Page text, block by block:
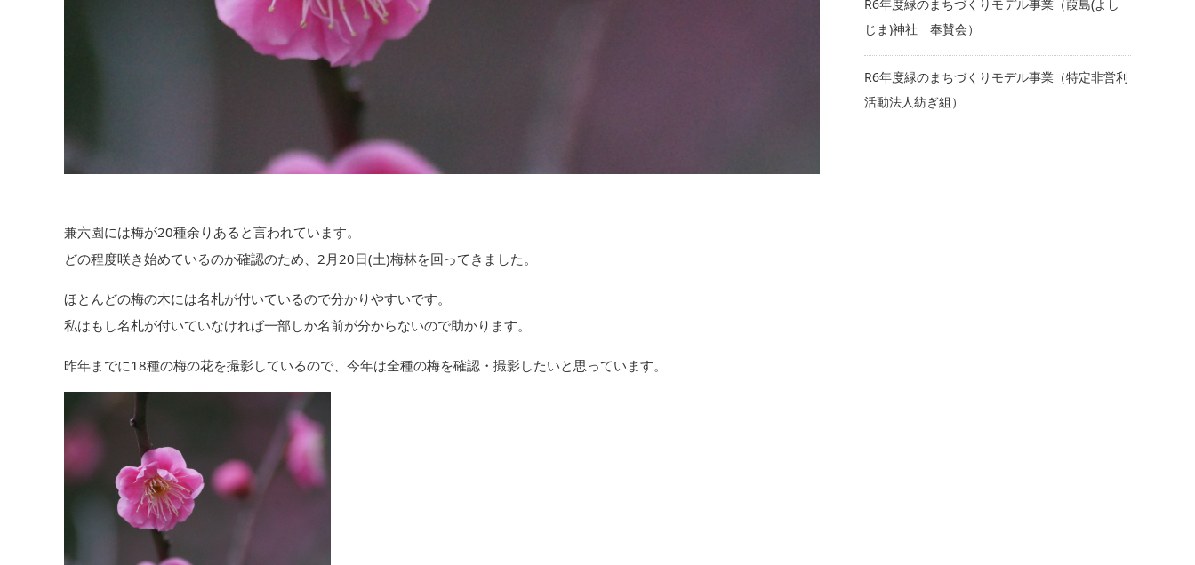
兼六園には梅が20種余りあると言われています。
どの程度咲き始めているのか確認のため、2月20日(土)梅林を回ってきました。
ほとんどの梅の木には名札が付いているので分かりやすいです。
私はもし名札が付いていなければ一部しか名前が分からないので助かります。
昨年までに18種の梅の花を撮影しているので、今年は全種の梅を確認・撮影したいと思っています。
R6年度緑のまちづくりモデル事業（葭島(よし
じま)神社 奉賛会）
R6年度緑のまちづくりモデル事業（特定非営利
活動法人紡ぎ組）